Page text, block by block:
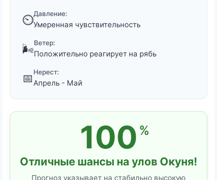
⏲️Давление:
Умеренная чувствительность
🌬️Ветер:
Положительно реагирует на рябь
📅 Нерест:
Апрель - Май
100 %
Отличные шансы на улов Окуня!
Прогноз указывает на стабильно высокую